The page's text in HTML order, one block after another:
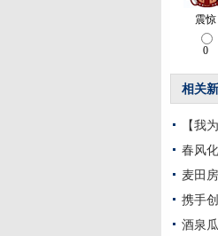
相关
【我
春风
麦田
携手
酒泉